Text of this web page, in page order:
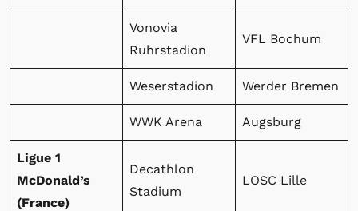
Vonovia
Ruhrstadion
VFL Bochum
Weserstadion Werder Bremen
WWK Arena Augsburg
Ligue 1
McDonald’s
(France)
Decathlon
Stadium
LOSC Lille